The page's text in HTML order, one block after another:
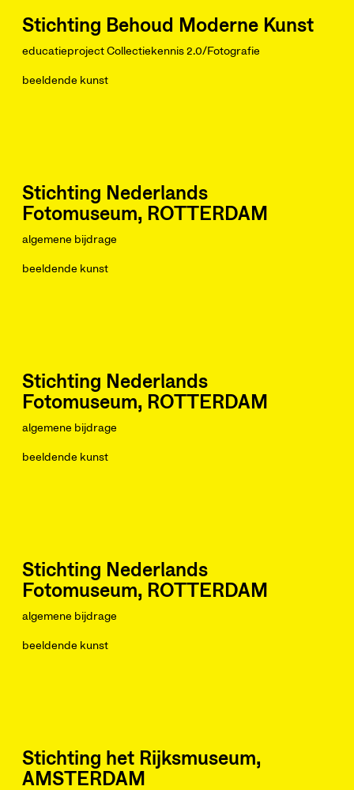
Stichting Behoud Moderne Kunst
educatieproject Collectiekennis 2.0/Fotografie
beeldende kunst
Stichting Nederlands
Fotomuseum, ROTTERDAM
algemene bijdrage
beeldende kunst
Stichting Nederlands
Fotomuseum, ROTTERDAM
algemene bijdrage
beeldende kunst
Stichting Nederlands
Fotomuseum, ROTTERDAM
algemene bijdrage
beeldende kunst
Stichting het Rijksmuseum,
AMSTERDAM